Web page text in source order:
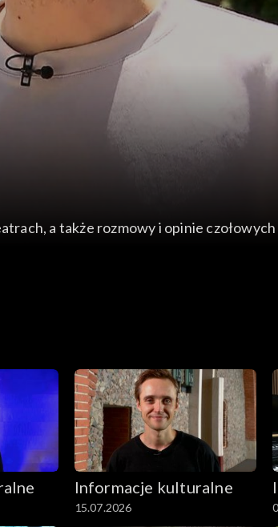
a także rozmowy i opinie
Informacje kulturalne
15.07.2026